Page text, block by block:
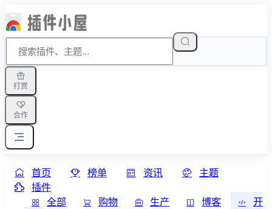
打赏
合作
首页 榜单 资讯
主题
插件
全部
购物 生产 博客
开